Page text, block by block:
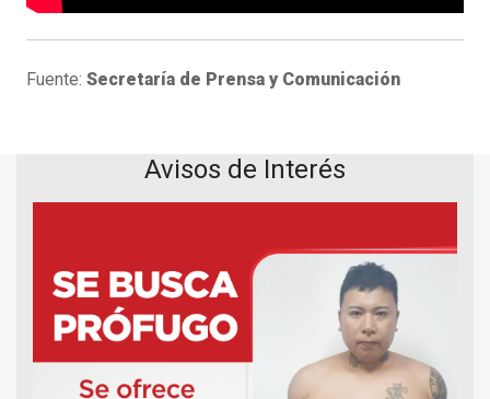
Fuente: Secretaría de Prensa y Comunicación
Avisos de Interés